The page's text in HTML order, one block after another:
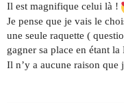
Il est magnifique celui là !
Je pense que je vais le
une seule raquette (
gagner sa place en étant la
Il n’y a aucune raison que